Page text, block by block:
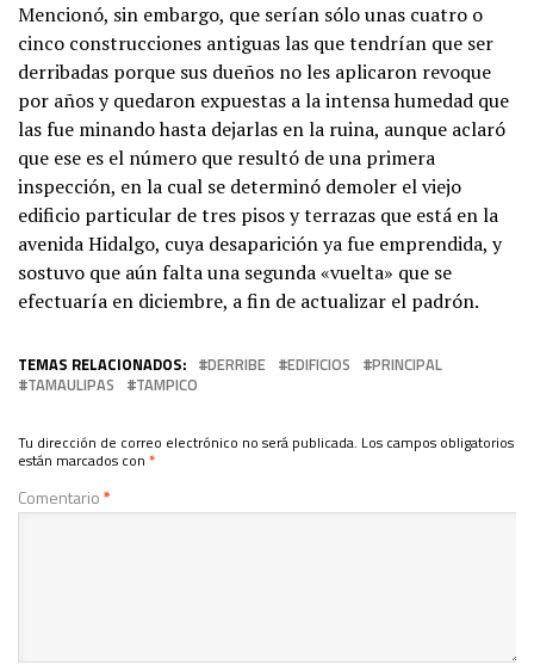
Mencionó, sin embargo, que serían sólo unas cuatro o
cinco construcciones antiguas las que tendrían que ser
derribadas porque sus dueños no les aplicaron revoque
por años y quedaron expuestas a la intensa humedad que
las fue minando hasta dejarlas en la ruina, aunque aclaró
que ese es el número que resultó de una primera
inspección, en la cual se determinó demoler el viejo
edificio particular de tres pisos y terrazas que está en la
avenida Hidalgo, cuya desaparición ya fue emprendida, y
sostuvo que aún falta una segunda «vuelta» que se
efectuaría en diciembre, a fin de actualizar el padrón.
TEMAS RELACIONADOS: DERRIBE EDIFICIOS
PRINCIPAL
TAMAULIPAS
TAMPICO
Tu dirección de correo electrónico no será publicada. Los campos obligatorios
están marcados con *
Comentario*